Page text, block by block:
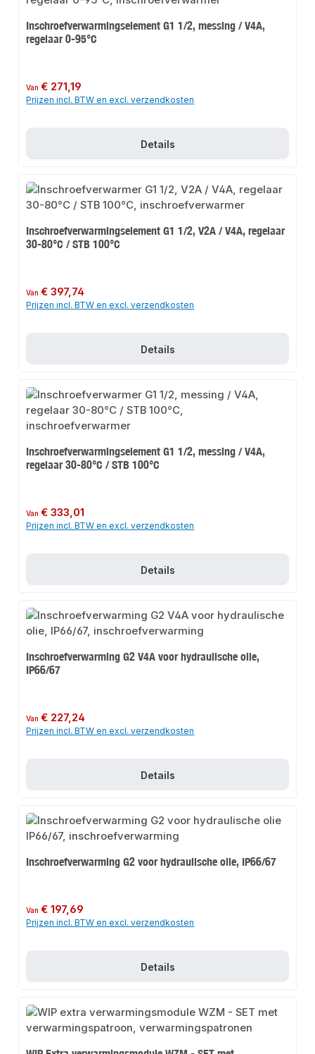
Inschroefverwarmingselement G1 1/2, messing / V4A,
regelaar 0-95°C
Normale prijs:
Van€ 271,19
Prijzen incl. BTW en excl. verzendkosten
Details
Inschroefverwarmingselement G1 1/2, V2A / V4A, regelaar
30-80°C / STB 100°C
Normale prijs:
Van€ 397,74
Prijzen incl. BTW en excl. verzendkosten
Details
Inschroefverwarmingselement G1 1/2, messing / V4A,
regelaar 30-80°C / STB 100°C
Normale prijs:
Van€ 333,01
Prijzen incl. BTW en excl. verzendkosten
Details
Inschroefverwarming G2 V4A voor hydraulische olie,
IP66/67
Normale prijs:
Van€ 227,24
Prijzen incl. BTW en excl. verzendkosten
Details
Inschroefverwarming G2 voor hydraulische olie, IP66/67
Normale prijs:
Van€ 197,69
Prijzen incl. BTW en excl. verzendkosten
Details